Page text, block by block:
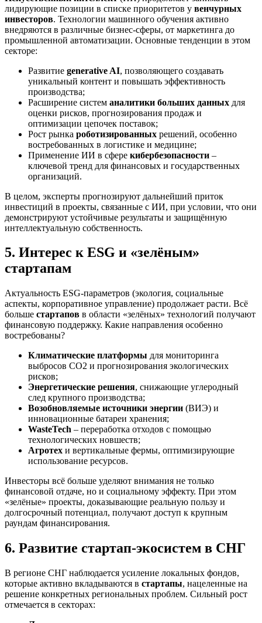
лидирующие позиции в списке приоритетов у венчурных
инвесторов. Технологии машинного обучения активно
внедряются в различные бизнес-сферы, от маркетинга до
промышленной автоматизации. Основные тенденции в этом
секторе:
Развитие generative AI, позволяющего создавать
уникальный контент и повышать эффективность
производства;
Расширение систем аналитики больших данных для
оценки рисков, прогнозирования продаж и
оптимизации цепочек поставок;
Рост рынка роботизированных решений, особенно
востребованных в логистике и медицине;
Применение ИИ в сфере кибербезопасности –
ключевой тренд для финансовых и государственных
организаций.
В целом, эксперты прогнозируют дальнейший приток
инвестиций в проекты, связанные с ИИ, при условии, что они
демонстрируют устойчивые результаты и защищённую
интеллектуальную собственность.
5. Интерес к ESG и «зелёным»
стартапам
Актуальность ESG-параметров (экология, социальные
аспекты, корпоративное управление) продолжает расти. Всё
больше стартапов в области «зелёных» технологий получают
финансовую поддержку. Какие направления особенно
востребованы?
Климатические платформы для мониторинга
выбросов CO2 и прогнозирования экологических
рисков;
Энергетические решения, снижающие углеродный
след крупного производства;
Возобновляемые источники энергии (ВИЭ) и
инновационные батареи хранения;
WasteTech – переработка отходов с помощью
технологических новшеств;
Агротех и вертикальные фермы, оптимизирующие
использование ресурсов.
Инвесторы всё больше уделяют внимания не только
финансовой отдаче, но и социальному эффекту. При этом
«зелёные» проекты, доказывающие реальную пользу и
долгосрочный потенциал, получают доступ к крупным
раундам финансирования.
6. Развитие стартап-экосистем в СНГ
В регионе СНГ наблюдается усиление локальных фондов,
которые активно вкладываются в стартапы, нацеленные на
решение конкретных региональных проблем. Сильный рост
отмечается в секторах: